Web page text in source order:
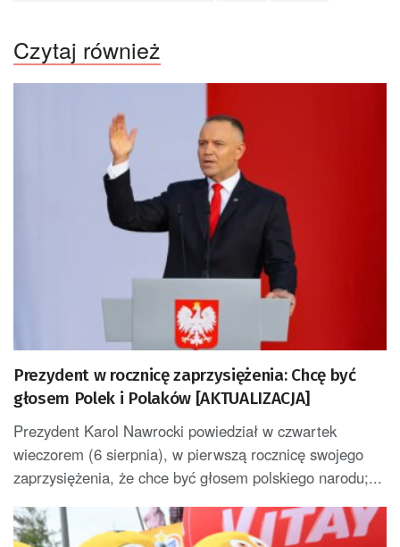
Czytaj również
Prezydent w rocznicę zaprzysiężenia: Chcę być
głosem Polek i Polaków [AKTUALIZACJA]
Prezydent Karol Nawrocki powiedział w czwartek
wieczorem (6 sierpnia), w pierwszą rocznicę swojego
zaprzysiężenia, że chce być głosem polskiego narodu;...